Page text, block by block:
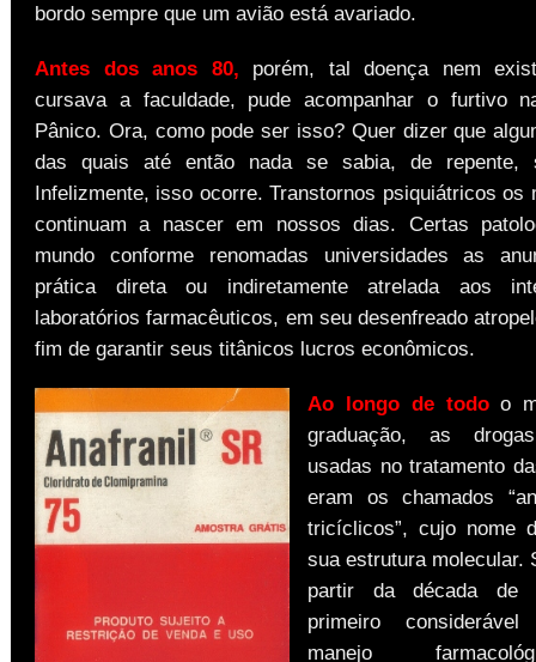
bordo sempre que um avião está avariado.
Antes dos anos 80, porém, tal doença nem
cursava a faculdade, pude acompanhar o furtivo
Pânico. Ora, como pode ser isso? Quer dizer que
das quais até então nada se sabia, de repente,
Infelizmente, isso ocorre. Transtornos psiquiátricos os
continuam a nascer em nossos dias. Certas
mundo conforme renomadas universidades as
prática direta ou indiretamente atrelada aos
laboratórios farmacêuticos, em seu desenfreado
fim de garantir seus titânicos lucros econômicos.
Ao longo de todoo
graduação, as
usadas no tratamento
eram os chamados
tricíclicos”, cujo nome
sua estrutura molecular.
partir da década de
primeiro
manejo